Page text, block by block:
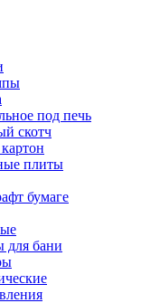
под печь
скотч
плиты
бумаге
для бани